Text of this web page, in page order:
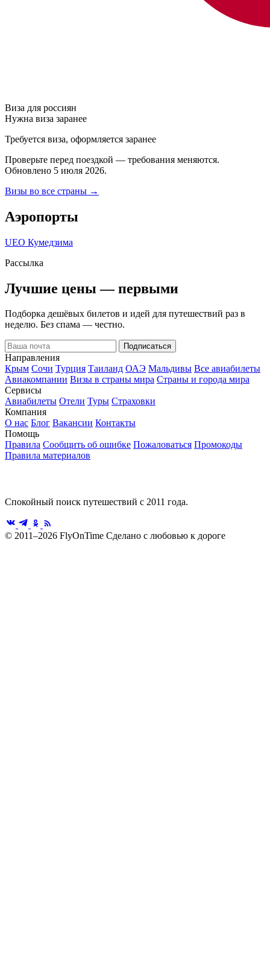
Виза для россиян
Нужна виза заранее
Требуется виза, оформляется заранее
Проверьте перед поездкой — требования меняются.
Обновлено 5 июля 2026.
Визы во все страны →
Аэропорты
UEO Кумедзима
Рассылка
Лучшие цены — первыми
Подборка дешёвых билетов и идей для путешествий раз в
неделю. Без спама — честно.
Подписаться
Направления
Крым Сочи Турция Таиланд ОАЭ Мальдивы Все авиабилеты
Авиакомпании Визы в страны мира Страны и города мира
Сервисы
Авиабилеты Отели Туры Страховки
Компания
О нас Блог Вакансии Контакты
Помощь
Правила Сообщить об ошибке Пожаловаться Промокоды
Правила материалов
Спокойный поиск путешествий с 2011 года.
© 2011–2026 FlyOnTime Сделано с любовью к дороге